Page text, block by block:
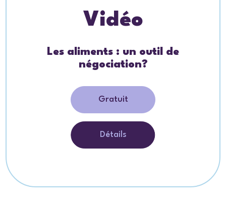
Vidéo
Les aliments : un outil de
négociation?
Gratuit
Détails